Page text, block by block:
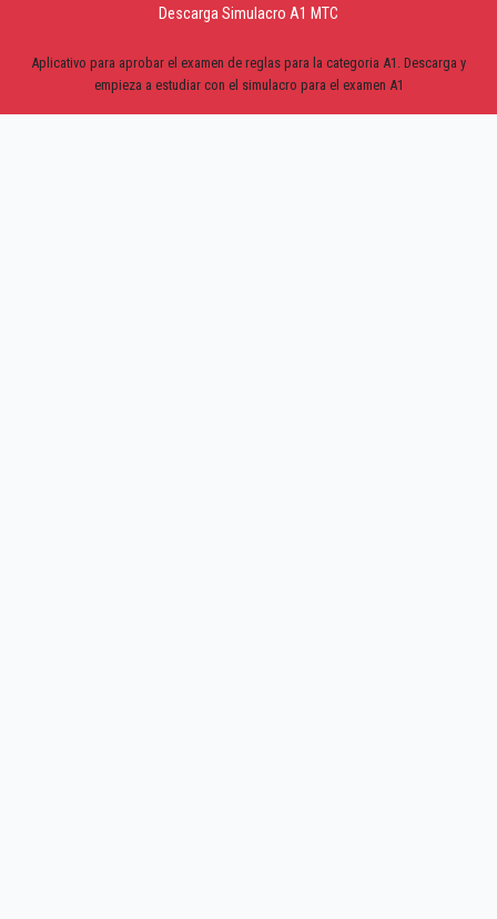
Descarga Simulacro A1 MTC
Aplicativo para aprobar el examen de reglas para la categoria A1. Descarga y
empieza a estudiar con el simulacro para el examen A1